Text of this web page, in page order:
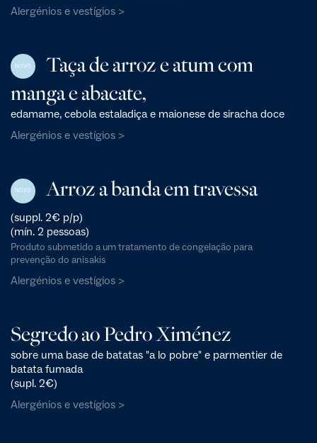
Alergénios e vestígios >
NOVO
Taça de arroz e atum com
manga e abacate,
edamame, cebola estaladiça e maionese de siracha doce
Alergénios e vestígios >
NOVO Arroz a banda em travessa
(suppl. 2€ p/p)
(mín. 2 pessoas)
Produto submetido a um tratamento de congelação para
prevenção do anisakis
Alergénios e vestígios >
Segredo ao Pedro Ximénez
sobre uma base de batatas "a lo pobre" e parmentier de
batata fumada
(supl. 2€)
Alergénios e vestígios >